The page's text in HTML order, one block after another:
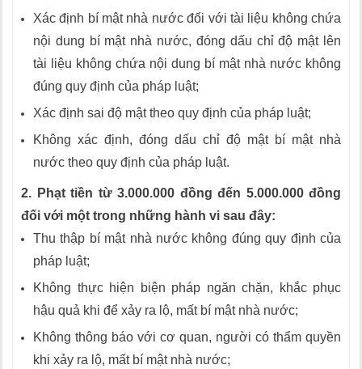
Xác định bí mật nhà nước đối với tài liệu không chứa
nội dung bí mật nhà nước, đóng dấu chỉ độ mật lên
tài liệu không chứa nội dung bí mật nhà nước không
đúng quy định của pháp luật;
Xác định sai độ mật theo quy định của pháp luật;
Không xác định, đóng dấu chỉ độ mật bí mật nhà
nước theo quy định của pháp luật.
2. Phạt tiền từ 3.000.000 đồng đến 5.000.000 đồng
đối với một trong những hành vi sau đây:
Thu thập bí mật nhà nước không đúng quy định của
pháp luật;
Không thực hiện biện pháp ngăn chặn, khắc phục
hậu quả khi để xảy ra lộ, mất bí mật nhà nước;
Không thông báo với cơ quan, người có thẩm quyền
khi xảy ra lộ, mất bí mật nhà nước;